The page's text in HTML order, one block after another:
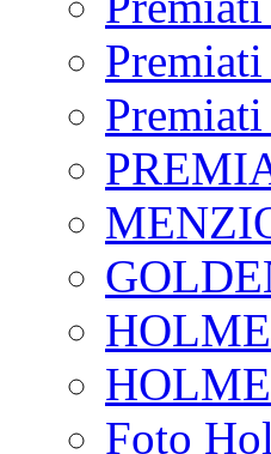
Foto